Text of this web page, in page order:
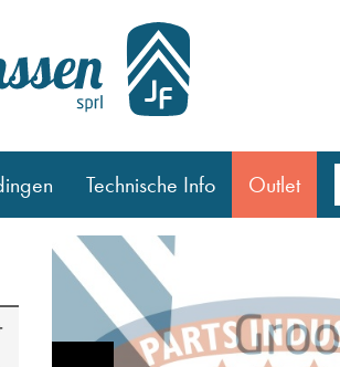
Technische Info Outlet